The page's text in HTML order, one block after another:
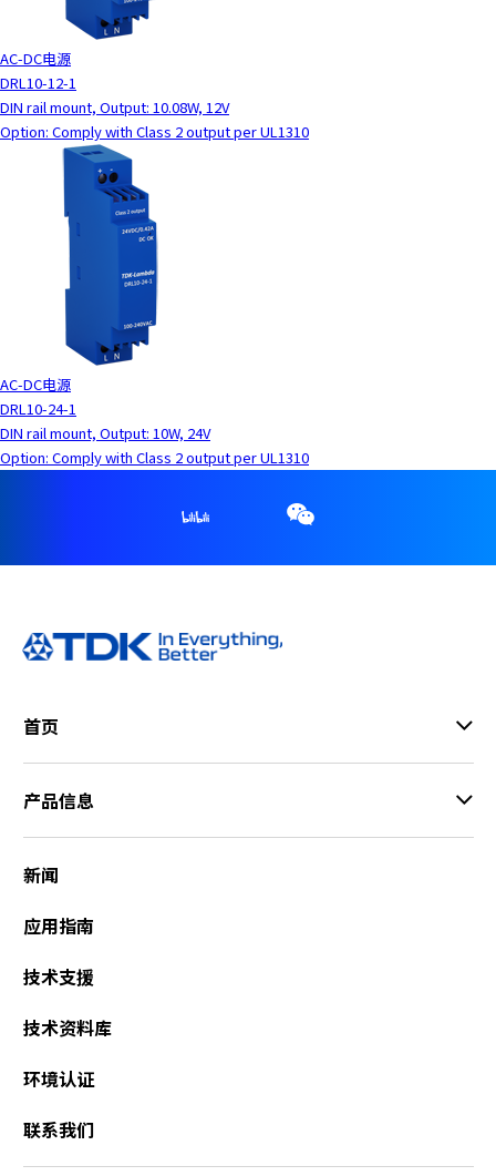
AC-DC电源
DRL10-12-1
DIN rail mount, Output: 10.08W, 12V
Option: Comply with Class 2 output per UL1310
AC-DC电源
DRL10-24-1
DIN rail mount, Output: 10W, 24V
Option: Comply with Class 2 output per UL1310
首页
产品信息
新闻
应用指南
技术支援
技术资料库
环境认证
联系我们